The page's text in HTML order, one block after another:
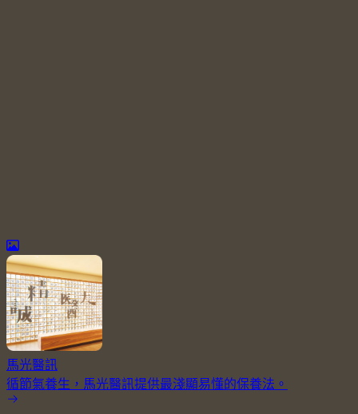
馬光醫訊
循節氣養生，馬光醫訊提供最淺顯易懂的保養法。